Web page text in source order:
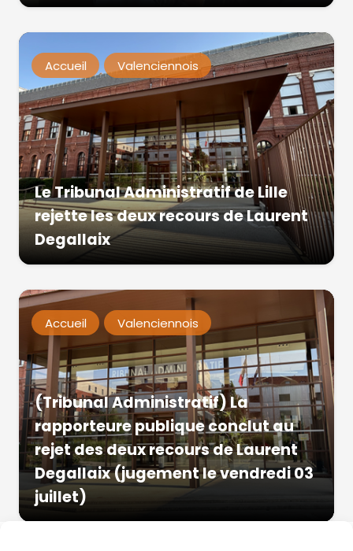
Accueil Valenciennois
Le Tribunal Administratif de Lille
rejette les deux recours de Laurent
Degallaix
Accueil Valenciennois
(Tribunal Administratif) La
rapporteure publique conclut au
rejet des deux recours de Laurent
Degallaix (jugement le vendredi 03
juillet)